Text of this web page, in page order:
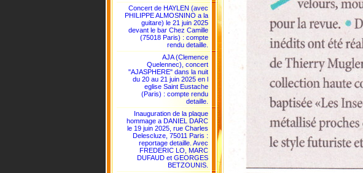
Concert de HAYLEN (avec
PHILIPPE ALMOSNINO a la
guitare) le 21 juin 2025
devant le bar Chez Camille
(75018 Paris) : compte
rendu detaille.
AJA (Clemence
Quelennec), concert
"AJASPHERE" dans la nuit
du 20 au 21 juin 2025 en l
eglise Saint Eustache
(Paris) : compte rendu
detaille.
Inauguration de la plaque
hommage a DANIEL DARC
le 19 juin 2025, rue Charles
Delescluze, 75011 Paris :
reportage detaille. Avec
FREDERIC LO, MARC
DUFAUD et GEORGES
BETZOUNIS.